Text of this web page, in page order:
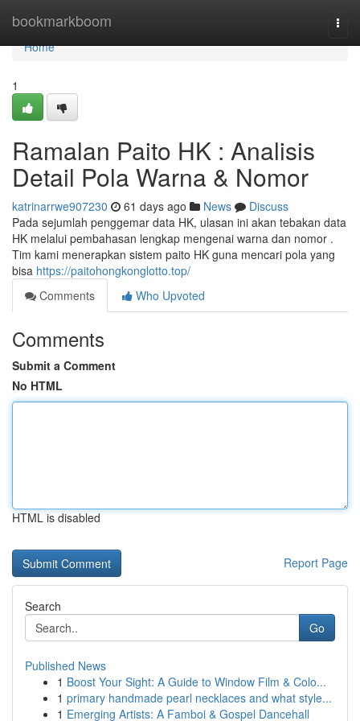
bookmarkboom
Home
Home
1
Ramalan Paito HK : Analisis
Detail Pola Warna & Nomor
katrinarrwe907230 61 days ago News
Discuss
Pada sejumlah penggemar data HK, ulasan ini akan tebakan data
HK melalui pembahasan lengkap mengenai warna dan nomor .
Tim kami menerapkan sistem paito HK guna mencari pola yang
bisa https://paitohongkonglotto.top/
Comments
Who Upvoted
Comments
Submit a Comment
No HTML
HTML is disabled
Report Page
Search
Go
Published News
1 Boost Your Sight: A Guide to Window Film & Colo...
1 primary handmade pearl necklaces and what style...
1 Emerging Artists: A Famboi & Gospel Dancehall